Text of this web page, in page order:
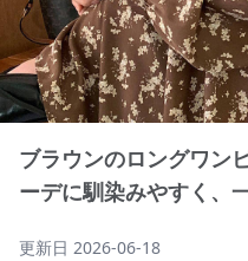
ブラウンのロングワン
ーデに馴染みやすく、
更新日 2026-06-18